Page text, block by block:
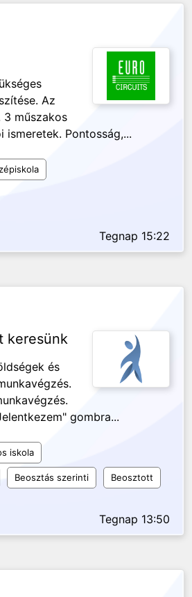
Az
3 műszakos
Pontosság,...
Tegnap 15:22
keresünk
és
gombra...
iskola
Beosztás szerinti Beosztott
Tegnap 13:50